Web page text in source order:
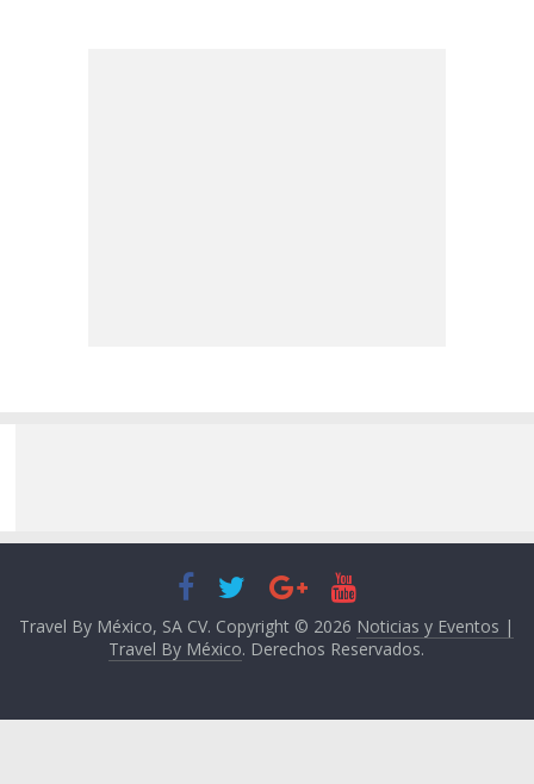
Travel By México, SA CV. Copyright © 2026 Noticias y Eventos |
Travel By México. Derechos Reservados.